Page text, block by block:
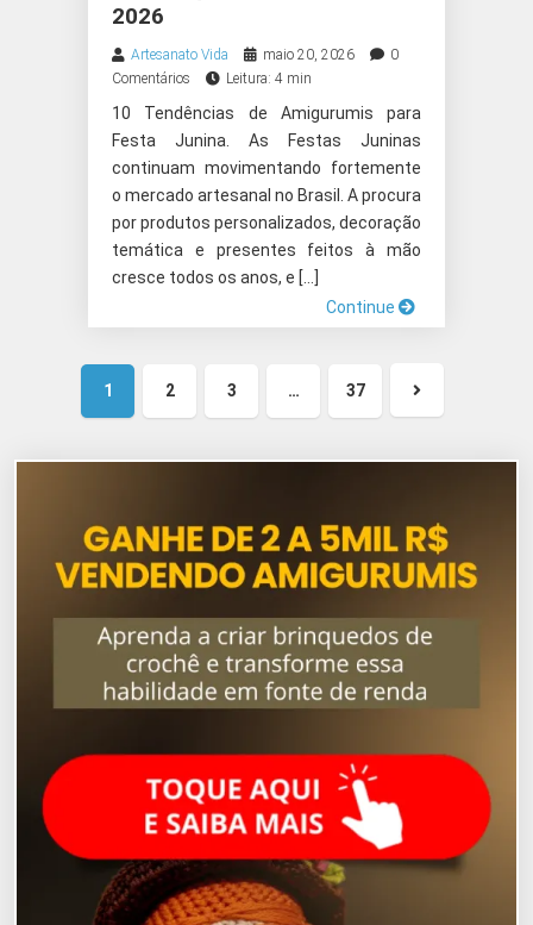
2026
Artesanato Vida maio 20, 2026
0
Comentários
Leitura: 4 min
10 Tendências de Amigurumis para
Festa Junina. As Festas Juninas
continuam movimentando fortemente
o mercado artesanal no Brasil. A procura
por produtos personalizados, decoração
temática e presentes feitos à mão
cresce todos os anos, e […]
Continue
1 2 3 …
37